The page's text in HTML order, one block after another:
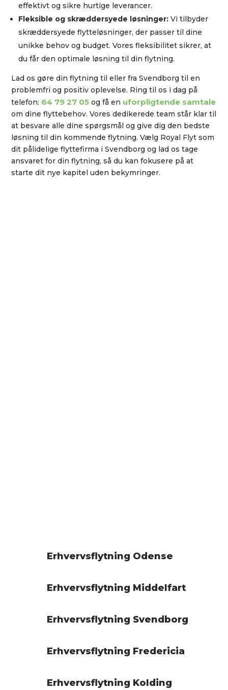
effektivt og sikre hurtige leverancer.
Fleksible og skræddersyede løsninger: Vi tilbyder
skræddersyede flytteløsninger, der passer til dine
unikke behov og budget. Vores fleksibilitet sikrer, at
du får den optimale løsning til din flytning.
Lad os gøre din flytning til eller fra Svendborg til en
problemfri og positiv oplevelse. Ring til os i dag på
telefon: 64 79 27 05 og få en uforpligtende samtale
om dine flyttebehov. Vores dedikerede team står klar til
at besvare alle dine spørgsmål og give dig den bedste
løsning til din kommende flytning. Vælg Royal Flyt som
dit pålidelige flyttefirma i Svendborg og lad os tage
ansvaret for din flytning, så du kan fokusere på at
starte dit nye kapitel uden bekymringer.
Erhvervsflytning Odense
Erhvervsflytning Middelfart
Erhvervsflytning Svendborg
Erhvervsflytning Fredericia
Erhvervsflytning Kolding